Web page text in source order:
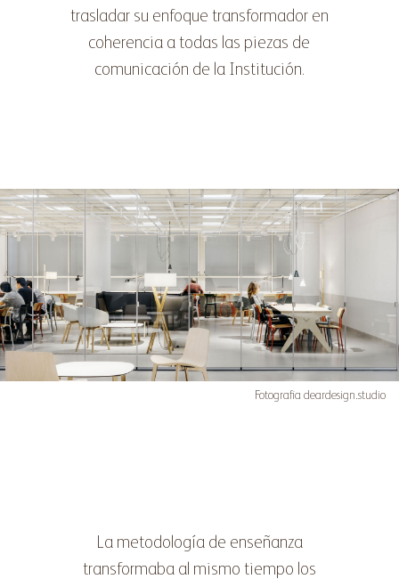
trasladar su enfoque transformador en
coherencia a todas las piezas de
comunicación de la Institución.
Fotografia deardesign.studio
La metodología de enseñanza
transformaba al mismo tiempo los